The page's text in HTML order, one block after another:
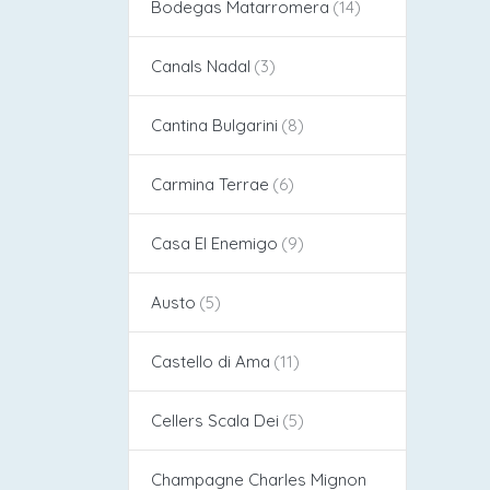
Bodegas Matarromera
Canals Nadal
Cantina Bulgarini
Carmina Terrae
Casa El Enemigo
Austo
Castello di Ama
Cellers Scala Dei
Champagne Charles Mignon